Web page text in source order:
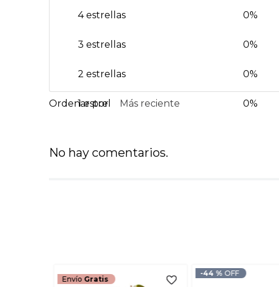
4 estrellas 0%
3 estrellas 0%
2 estrellas 0%
1 estrella 0%
Más reciente
No hay comentarios.
Envío Gratis
-44 %